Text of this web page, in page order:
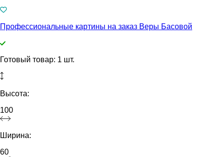
Профессиональные картины на заказ Веры Басовой
Готовый товар: 1 шт.
Высота:
100
Ширина:
60